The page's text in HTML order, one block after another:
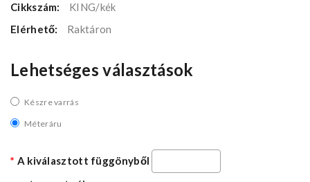
Cikkszám:
KING/kék
Elérhető:
Raktáron
Lehetséges választások
Készre varrás
Méteráru
A kiválasztott függönyből